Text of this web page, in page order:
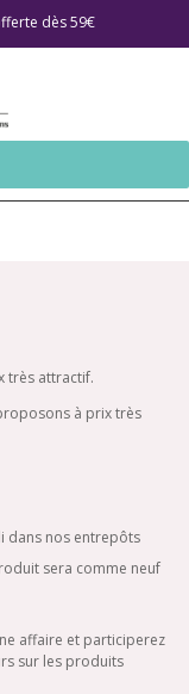
dès 59€
très attractif.
à prix très
dans nos entrepôts
sera comme neuf
affaire et participerez
sur les produits